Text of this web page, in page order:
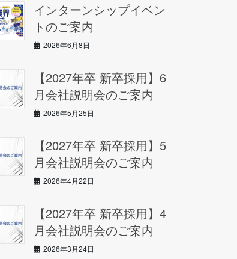
インターンシップイベン
トのご案内
2026年6月8日
【2027年卒 新卒採用】6
月会社説明会のご案内
2026年5月25日
【2027年卒 新卒採用】5
月会社説明会のご案内
2026年4月22日
【2027年卒 新卒採用】4
月会社説明会のご案内
2026年3月24日